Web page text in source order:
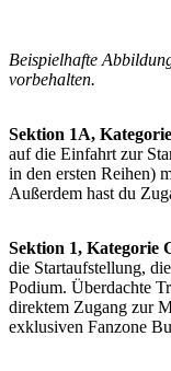
Beispielhafte
vorbehalten.
Sektion 1A,
auf die Einfahrt zur
in den ersten Reihen)
Außerdem hast du
Sektion 1, Kategorie
die Startaufstellung,
Podium. Überdachte
direktem Zugang zur
exklusiven Fanzone